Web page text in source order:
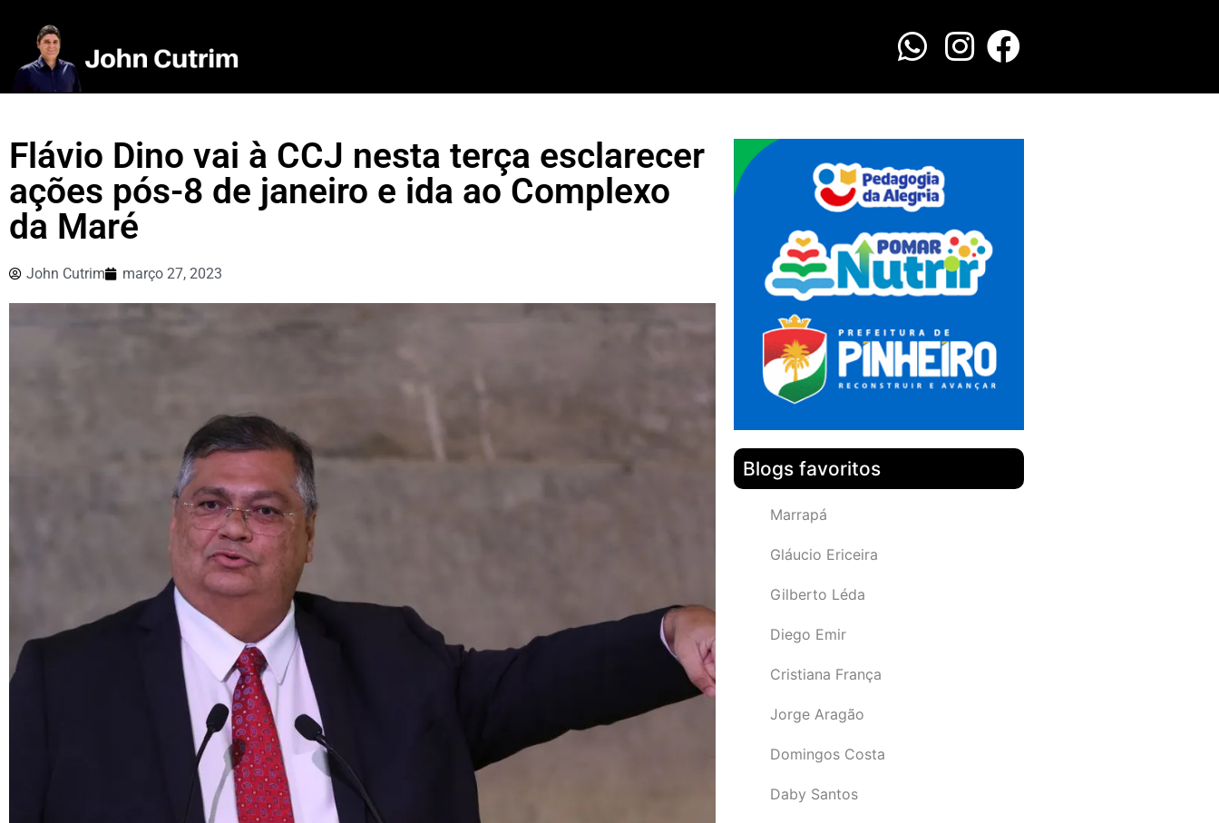
Flávio Dino vai à CCJ nesta terça esclarecer
ações pós-8 de janeiro e ida ao Complexo
da Maré
John Cutrim março 27, 2023
Blogs favoritos
Marrapá
Gláucio Ericeira
Gilberto Léda
Diego Emir
Cristiana França
Jorge Aragão
Domingos Costa
Daby Santos